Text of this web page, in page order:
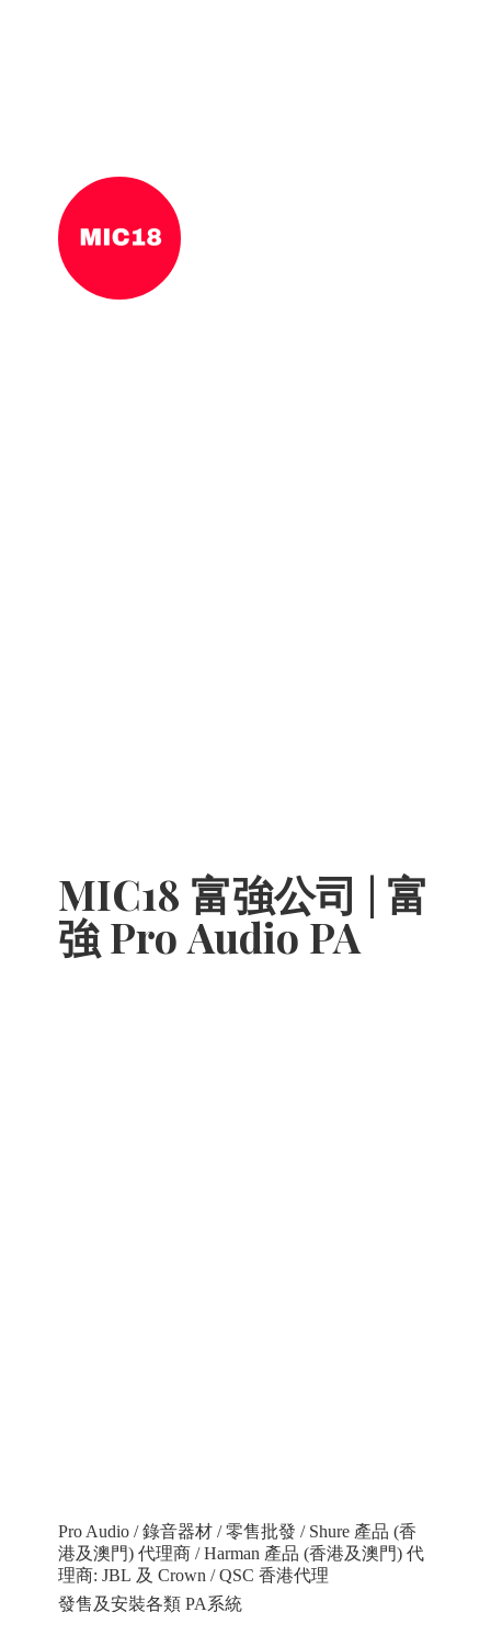
MIC18 富強公司 | 富
強 Pro Audio PA
Pro Audio / 錄音器材 / 零售批發 / Shure 產品 (香
港及澳門) 代理商 / Harman 產品 (香港及澳門) 代
理商: JBL 及 Crown / QSC 香港代理
發售及安裝各類 PA系統